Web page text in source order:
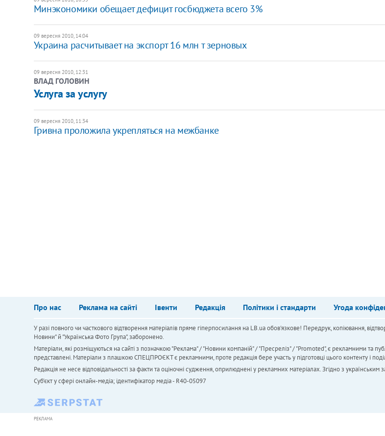
Минэкономики обещает дефицит госбюджета всего 3%
09 вересня 2010, 14:04
Украина расчитывает на экспорт 16 млн т зерновых
09 вересня 2010, 12:31
ВЛАД ГОЛОВИН
​Услуга за услугу
09 вересня 2010, 11:34
Гривна проложила укрепляться на межбанке
Про нас Реклама на сайті Івенти Редакція Політики і стандарти Угода
У разі повного чи часткового відтворення матеріалів пряме гіперпосилання на LB.ua обов'язкове! Передрук, копіювання,
Новини" й "Українська Фото Група", заборонено.
Матеріали, які розміщуються на сайті з позначкою "Реклама" / "Новини компаній" / "Пресреліз" / "Promoted", є рекламними та
представлені. Матеріали з плашкою СПЕЦПРОЄКТ є рекламними, проте редакція бере участь у підготовці цього контенту і
Редакція не несе відповідальності за факти та оціночні судження, оприлюднені у рекламних матеріалах. Згідно з
Cуб'єкт у сфері онлайн-медіа; ідентифікатор медіа - R40-05097
РЕКЛАМА